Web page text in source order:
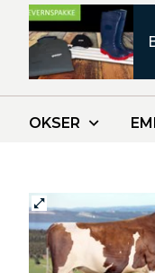
OKSER